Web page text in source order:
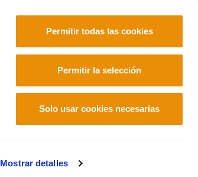
Mostrar detalles
Permitir todas las cookies
Permitir la selección
Solo usar cookies necesarias